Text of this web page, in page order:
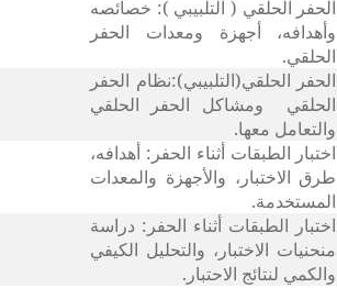
الحفر الحلقي ( التلبيبي ): خصائصه
وأهدافه، أجهزة ومعدات الحفر
الحلقي.
الحفر الحلقي(التلبيبي):نظام الحفر
الحلقي
ومشاكل الحفر الحلقي
والتعامل معها.
اختبار الطبقات أثناء الحفر: أهدافه،
طرق الاختبار، والأجهزة والمعدات
المستخدمة.
اختبار الطبقات أثناء الحفر: دراسة
منحنيات الاختبار، والتحليل الكيفي
والكمي لنتائج الاحتبار.